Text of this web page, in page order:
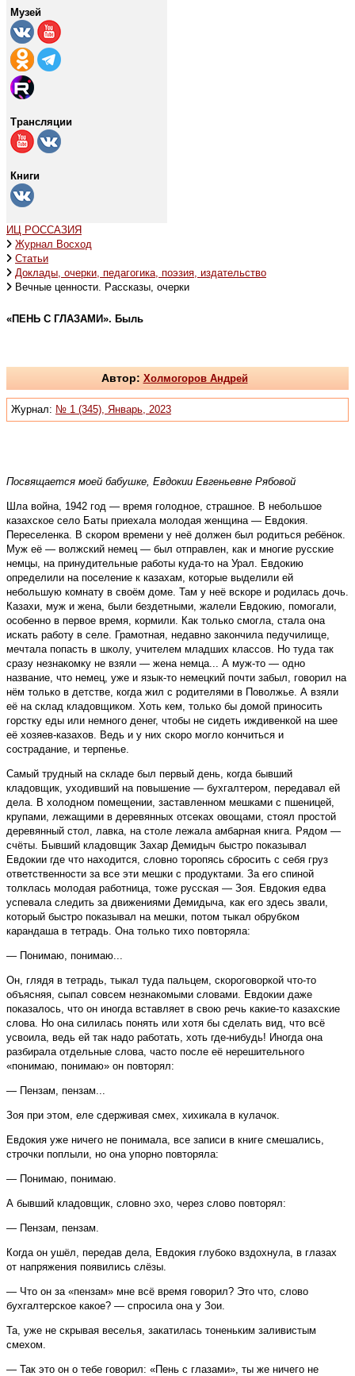
Музей
Трансляции
Книги
ИЦ РОССАЗИЯ
Журнал Восход
Статьи
Доклады, очерки, педагогика, поэзия, издательство
Вечные ценности. Рассказы, очерки
«ПЕНЬ С ГЛАЗАМИ». Быль
Автор: Холмогоров Андрей
Журнал: № 1 (345), Январь, 2023
Посвящается моей бабушке, Евдокии Евгеньевне Рябовой
Шла война, 1942 год — время голодное, страшное. В небольшое
казахское село Баты приехала молодая женщина — Евдокия.
Переселенка. В скором времени у неё должен был родиться ребёнок.
Муж её — волжский немец — был отправлен, как и многие русские
немцы, на принудительные работы куда-то на Урал. Евдокию
определили на поселение к казахам, которые выделили ей
небольшую комнату в своём доме. Там у неё вскоре и родилась дочь.
Казахи, муж и жена, были бездетными, жалели Евдокию, помогали,
особенно в первое время, кормили. Как только смогла, стала она
искать работу в селе. Грамотная, недавно закончила педучилище,
мечтала попасть в школу, учителем младших классов. Но туда так
сразу незнакомку не взяли — жена немца... А муж-то — одно
название, что немец, уже и язык-то немецкий почти забыл, говорил на
нём только в детстве, когда жил с родителями в Поволжье. А взяли
её на склад кладовщиком. Хоть кем, только бы домой приносить
горстку еды или немного денег, чтобы не сидеть иждивенкой на шее
её хозяев-казахов. Ведь и у них скоро могло кончиться и
сострадание, и терпенье.
Самый трудный на складе был первый день, когда бывший
кладовщик, уходивший на повышение — бухгалтером, передавал ей
дела. В холодном помещении, заставленном мешками с пшеницей,
крупами, лежащими в деревянных отсеках овощами, стоял простой
деревянный стол, лавка, на столе лежала амбарная книга. Рядом —
счёты. Бывший кладовщик Захар Демидыч быстро показывал
Евдокии где что находится, словно торопясь сбросить с себя груз
ответственности за все эти мешки с продуктами. За его спиной
толклась молодая работница, тоже русская — Зоя. Евдокия едва
успевала следить за движениями Демидыча, как его здесь звали,
который быстро показывал на мешки, потом тыкал обрубком
карандаша в тетрадь. Она только тихо повторяла:
— Понимаю, понимаю...
Он, глядя в тетрадь, тыкал туда пальцем, скороговоркой что-то
объясняя, сыпал совсем незнакомыми словами. Евдокии даже
показалось, что он иногда вставляет в свою речь какие-то казахские
слова. Но она силилась понять или хотя бы сделать вид, что всё
усвоила, ведь ей так надо работать, хоть где-нибудь! Иногда она
разбирала отдельные слова, часто после её нерешительного
«понимаю, понимаю» он повторял:
— Пензам, пензам...
Зоя при этом, еле сдерживая смех, хихикала в кулачок.
Евдокия уже ничего не понимала, все записи в книге смешались,
строчки поплыли, но она упорно повторяла:
— Понимаю, понимаю.
А бывший кладовщик, словно эхо, через слово повторял:
— Пензам, пензам.
Когда он ушёл, передав дела, Евдокия глубоко вздохнула, в глазах
от напряжения появились слёзы.
— Что он за «пензам» мне всё время говорил? Это что, слово
бухгалтерское какое? — спросила она у Зои.
Та, уже не скрывая веселья, закатилась тоненьким заливистым
смехом.
— Так это он о тебе говорил: «Пень с глазами», ты же ничего не